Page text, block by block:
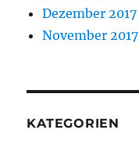
Dezember 2017
November 2017
KATEGORIEN